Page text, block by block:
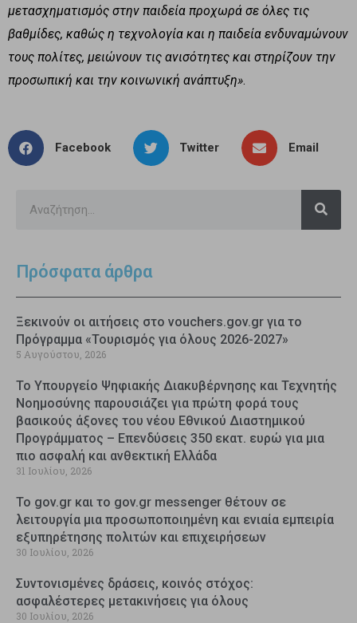
μετασχηματισμός στην παιδεία προχωρά σε όλες τις
βαθμίδες, καθώς η τεχνολογία και η παιδεία ενδυναμώνουν
τους πολίτες, μειώνουν τις ανισότητες και στηρίζουν την
προσωπική και την κοινωνική ανάπτυξη».
Facebook Twitter Email
Πρόσφατα άρθρα
Ξεκινούν οι αιτήσεις στο vouchers.gov.gr για το
Πρόγραμμα «Τουρισμός για όλους 2026-2027»
5 Αυγούστου, 2026
Το Υπουργείο Ψηφιακής Διακυβέρνησης και Τεχνητής
Νοημοσύνης παρουσιάζει για πρώτη φορά τους
βασικούς άξονες του νέου Εθνικού Διαστημικού
Προγράμματος – Επενδύσεις 350 εκατ. ευρώ για μια
πιο ασφαλή και ανθεκτική Ελλάδα
31 Ιουλίου, 2026
Το gov.gr και το gov.gr messenger θέτουν σε
λειτουργία μια προσωποποιημένη και ενιαία εμπειρία
εξυπηρέτησης πολιτών και επιχειρήσεων
30 Ιουλίου, 2026
Συντονισμένες δράσεις, κοινός στόχος:
ασφαλέστερες μετακινήσεις για όλους
30 Ιουλίου, 2026